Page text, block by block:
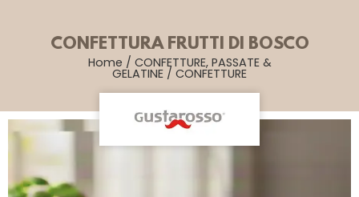
CONFETTURA FRUTTI DI BOSCO
Home / CONFETTURE, PASSATE &
GELATINE / CONFETTURE